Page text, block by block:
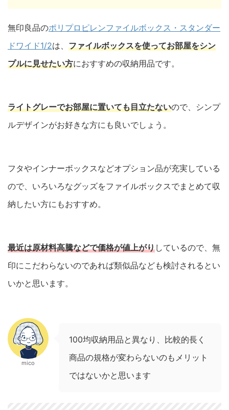
無印良品のポリプロピレンファイルボックス・スタンダー
ドワイド1/2は、 ファイルボックスを使ってお部屋をシン
プルに見せたい方におすすめの収納用品です。
ライトグレーでお部屋に置いても目立たないので、シンプ
ルデザインがお好きな方にも良いでしょう。
フタやインナーボックスなどオプション品が充実している
ので、いろいろなグッズをファイルボックスでまとめて収
納したい方にもおすすめ。
最近は原材料高騰などで価格が値上がりしているので、無
印にこだわらないのであれば類似品なども検討されるとい
いかと思います。
mico
100均収納用品と異なり、比較的長く
商品の規格が変わらないのもメリット
ではないかと思います